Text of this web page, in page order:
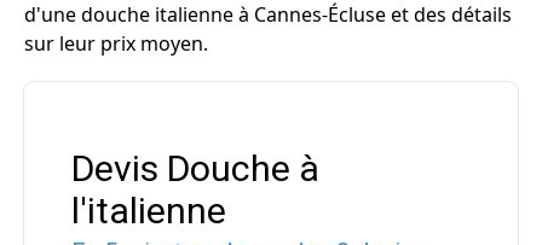
d'une douche italienne à Cannes-Écluse et des détails
sur leur prix moyen.
Devis Douche à
l'italienne